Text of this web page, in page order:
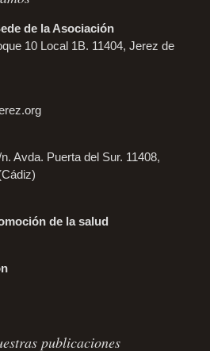
de la Asociación
10 Local 1B. 11404, Jerez de
Avda. Puerta del Sur. 11408,
de la salud
publicaciones